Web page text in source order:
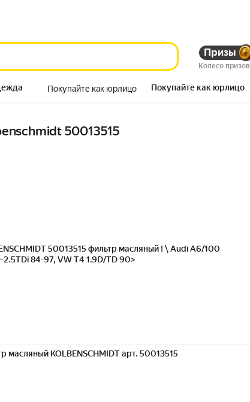
Призы
Колесо призов
Покупайте как юрлицо Покупайте как юрлицо
50013515
50013515 фильтр масляный ! \ Audi A6/100
2.5TDi 84-97, VW T4 1.9D/TD 90>
масляный KOLBENSCHMIDT арт. 50013515